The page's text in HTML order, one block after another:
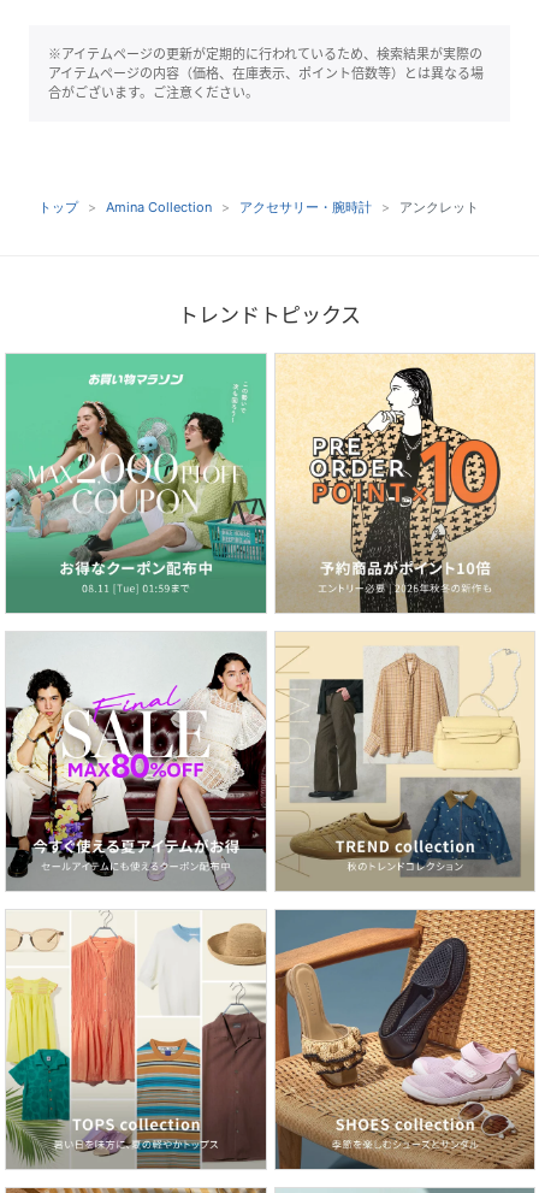
※アイテムページの更新が定期的に行われているため、検索結果が実際の
アイテムページの内容（価格、在庫表示、ポイント倍数等）とは異なる場
合がございます。ご注意ください。
トップ Amina Collection アクセサリー・腕時計 アンクレット
トレンドトピックス